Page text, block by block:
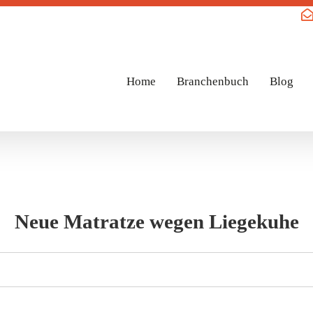
Home Branchenbuch Blog
Neue Matratze wegen Liegekuhe